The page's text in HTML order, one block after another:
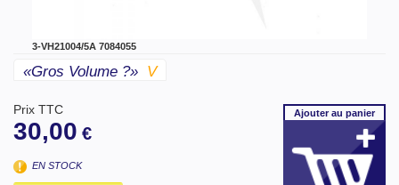
3-VH21004/5A 7084055
«gros Volume ?» V
Prix TTC
30,00 €
EN STOCK
Ajouterau panier